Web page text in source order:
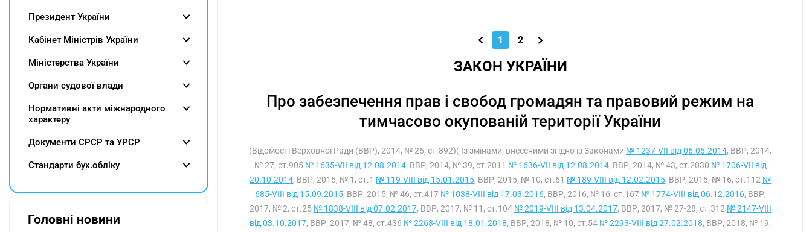
1 2
ЗАКОН УКРАЇНИ
Про забезпечення прав і свобод громадян та правовий режим на
тимчасово окупованій території України
(Відомості Верховної Ради (ВВР), 2014, № 26, ст.892)( Із змінами, внесеними згідно із Законами № 1237-VII від 06.05.2014, ВВР, 2014,
№ 27, ст.905 № 1635-VII від 12.08.2014, ВВР, 2014, № 39, ст.2011 № 1636-VII від 12.08.2014, ВВР, 2014, № 43, ст.2030 № 1706-VII від
20.10.2014, ВВР, 2015, № 1, ст.1 № 119-VIII від 15.01.2015, ВВР, 2015, № 10, ст.61 № 189-VIII від 12.02.2015, ВВР, 2015, № 16, ст.112 №
685-VIII від 15.09.2015, ВВР, 2015, № 46, ст.417 № 1038-VIII від 17.03.2016, ВВР, 2016, № 16, ст.167 № 1774-VIII від 06.12.2016, ВВР,
2017, № 2, ст.25 № 1838-VIII від 07.02.2017, ВВР, 2017, № 11, ст.104 № 2019-VIII від 13.04.2017, ВВР, 2017, № 27-28, ст.312 № 2147-VIII
від 03.10.2017, ВВР, 2017, № 48, ст.436 № 2268-VIII від 18.01.2018, ВВР, 2018, № 10, ст.54 № 2293-VIII від 27.02.2018, ВВР, 2018, № 19,
Президент України
Кабінет Міністрів України
Міністерства України
Органи судової влади
Нормативні акти міжнародного
характеру
Документи СРСР та УРСР
Cтандарти бух.обліку
Головні новини